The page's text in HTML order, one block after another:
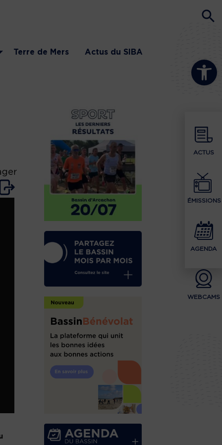
Ouvrir la
ACTUS
ÉMISSIONS
AGENDA
WEBCAMS
Terre de Mers Actus du SIBA